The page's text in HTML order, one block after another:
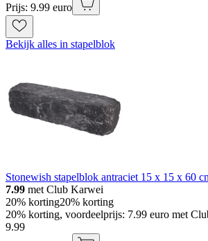
Prijs: 9.99 euro
Bekijk alles in stapelblok
Stonewish stapelblok antraciet 15 x 15 x 60
7.99 met Club Karwei
20% korting20% korting
20% korting, voordeelprijs: 7.99 euro met
9.99